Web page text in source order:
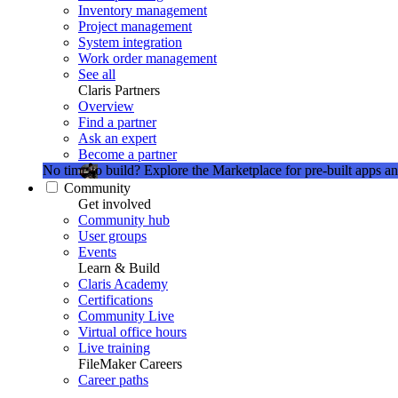
Inventory management
Project management
System integration
Work order management
See all
Claris Partners
Overview
Find a partner
Ask an expert
Become a partner
No time to build? Explore the Marketplace for pre-built apps
Community
Get involved
Community hub
User groups
Events
Learn & Build
Claris Academy
Certifications
Community Live
Virtual office hours
Live training
FileMaker Careers
Career paths